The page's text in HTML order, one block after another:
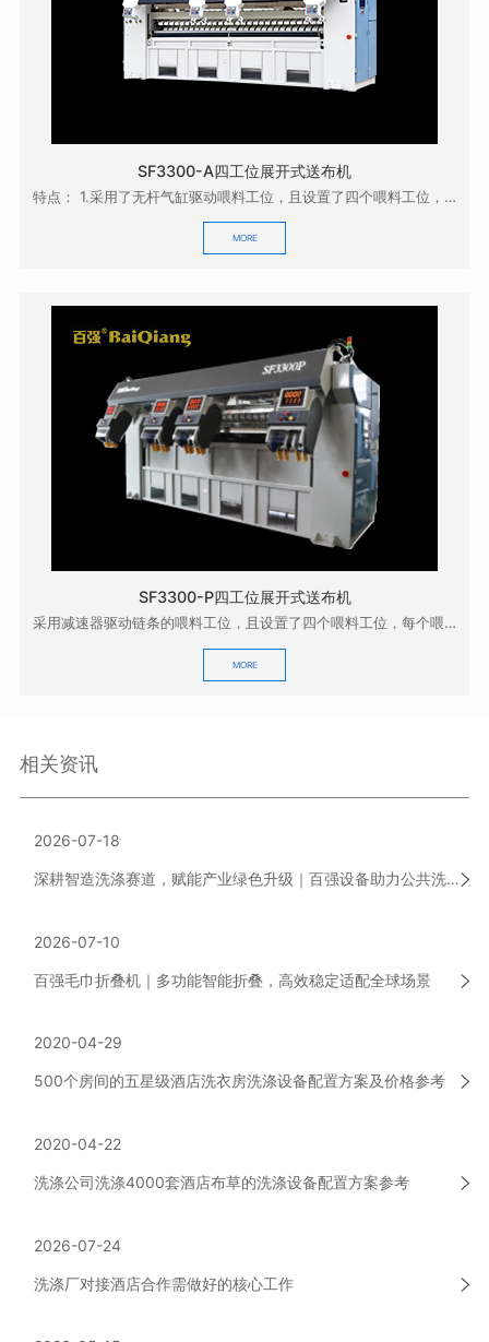
SF3300-A四工位展开式送布机
特点： 1.采用了无杆气缸驱动喂料工位，且设置了四个喂料工位，操作方便，效率高；0 2.采用...
MORE
SF3300-P四工位展开式送布机
采用减速器驱动链条的喂料工位，且设置了四个喂料工位，每个喂料工位设计了两套喂料机械手，一套喂料机...
MORE
相关资讯
2026-07-18
深耕智造洗涤赛道，赋能产业绿色升级｜百强设备助力公共洗涤行业高质量发展
2026-07-10
百强毛巾折叠机｜多功能智能折叠，高效稳定适配全球场景
2020-04-29
500个房间的五星级酒店洗衣房洗涤设备配置方案及价格参考
2020-04-22
洗涤公司洗涤4000套酒店布草的洗涤设备配置方案参考
2026-07-24
洗涤厂对接酒店合作需做好的核心工作